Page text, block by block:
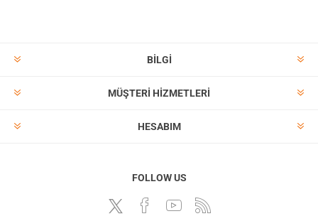
BILGI
MÜŞTERI HIZMETLERI
HESABIM
FOLLOW US